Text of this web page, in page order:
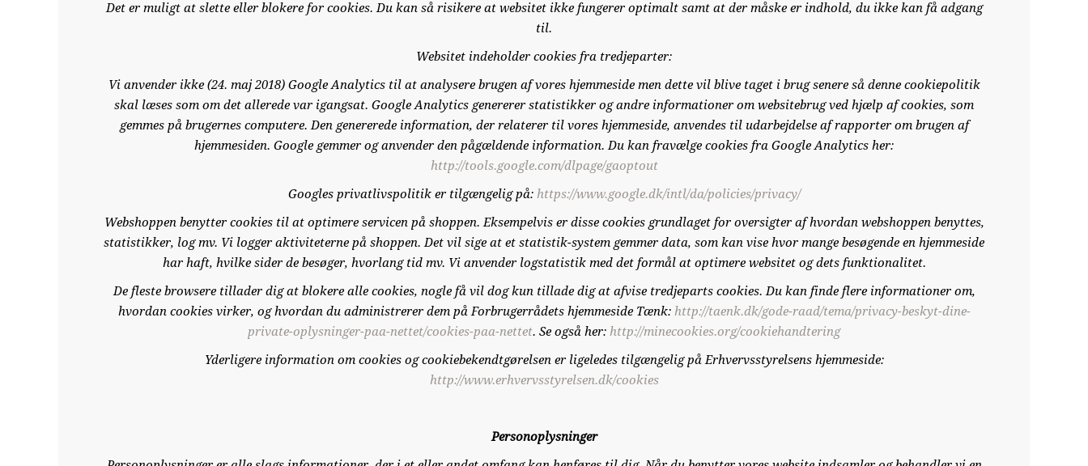
Det er muligt at slette eller blokere for cookies. Du kan så risikere at websitet ikke fungerer optimalt samt at der måske er indhold, du ikke kan få adgang
til.
Websitet indeholder cookies fra tredjeparter:
Vi anvender ikke (24. maj 2018) Google Analytics til at analysere brugen af vores hjemmeside men dette vil blive taget i brug senere så denne cookiepolitik
skal læses som om det allerede var igangsat. Google Analytics genererer statistikker og andre informationer om websitebrug ved hjælp af cookies, som
gemmes på brugernes computere. Den genererede information, der relaterer til vores hjemmeside, anvendes til udarbejdelse af rapporter om brugen af
hjemmesiden. Google gemmer og anvender den pågældende information. Du kan fravælge cookies fra Google Analytics her:
http://tools.google.com/dlpage/gaoptout
Googles privatlivspolitik er tilgængelig på: https://www.google.dk/intl/da/policies/privacy/
Webshoppen benytter cookies til at optimere servicen på shoppen. Eksempelvis er disse cookies grundlaget for oversigter af hvordan webshoppen benyttes,
statistikker, log mv. Vi logger aktiviteterne på shoppen. Det vil sige at et statistik-system gemmer data, som kan vise hvor mange besøgende en hjemmeside
har haft, hvilke sider de besøger, hvorlang tid mv. Vi anvender logstatistik med det formål at optimere websitet og dets funktionalitet.
De fleste browsere tillader dig at blokere alle cookies, nogle få vil dog kun tillade dig at afvise tredjeparts cookies. Du kan finde flere informationer om,
hvordan cookies virker, og hvordan du administrerer dem på Forbrugerrådets hjemmeside Tænk: http://taenk.dk/gode-raad/tema/privacy-beskyt-dine-
private-oplysninger-paa-nettet/cookies-paa-nettet. Se også her: http://minecookies.org/cookiehandtering
Yderligere information om cookies og cookiebekendtgørelsen er ligeledes tilgængelig på Erhvervsstyrelsens hjemmeside:
http://www.erhvervsstyrelsen.dk/cookies
Personoplysninger